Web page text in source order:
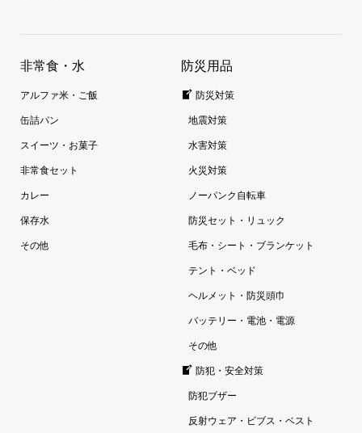
非常食・水
アルファ米・ご飯
缶詰パン
スイーツ・お菓子
非常食セット
カレー
保存水
その他
防災用品
防災対策
地震対策
水害対策
火災対策
ノーパンク自転車
防災セット・リュック
毛布・シート・ブランケット
テント・ベッド
ヘルメット・防災頭巾
バッテリー・電池・電源
その他
防犯・安全対策
防犯ブザー
反射ウェア・ビブス・ベスト